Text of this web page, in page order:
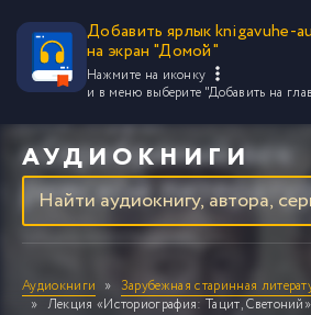
Добавить ярлык knigavuhe-
на экран "Домой"
Нажмите на иконку
и в меню выберите "Добавить на
АУДИОКНИГИ
Аудиокниги Зарубежная старинная
Лекция «Историография: Тацит, Светоний»